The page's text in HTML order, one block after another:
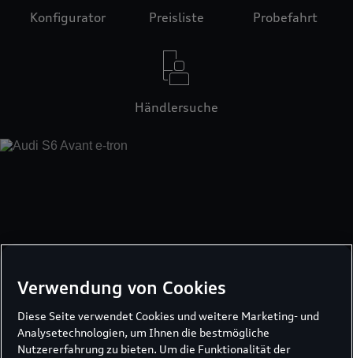
Konfigurator Preisliste Probefahrt
Händlersuche
Verwendung von Cookies
Diese Seite verwendet Cookies und weitere Marketing- und
Analysetechnologien, um Ihnen die bestmögliche
Nutzererfahrung zu bieten. Um die Funktionalität der